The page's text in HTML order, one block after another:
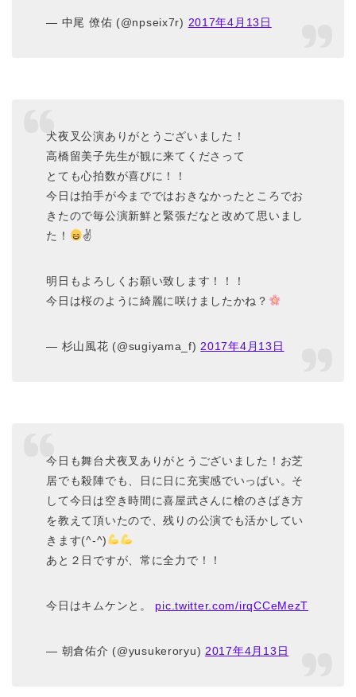
— 中尾 僚佑 (@npseix7r) 2017年4月13日
犬夜叉公演ありがとうございました！
高橋留美子先生が観に来てくださって
とても心拍数が喜びに！！
今日は拍手が今までではおきなかったところでお
きたので毎公演新鮮と緊張だなと改めて思いまし
た！
✌
明日もよろしくお願い致します！！！
今日は桜のように綺麗に咲けましたかね？
— 杉山風花 (@sugiyama_f)2017年4月13日
今日も舞台犬夜叉ありがとうございました！お芝
居でも殺陣でも、日に日に充実感でいっぱい。そ
して今日は空き時間に喜屋武さんに槍のさばき方
を教えて頂いたので、残りの公演でも活かしてい
きます(^-^)
あと２日ですが、常に全力で！！
今日はキムケンと。 pic.twitter.com/irqCCeMezT
— 朝倉佑介 (@yusukeroryu) 2017年4月13日